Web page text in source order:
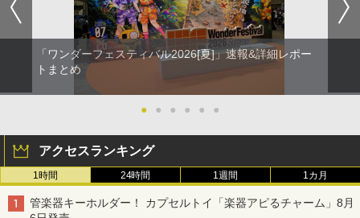
「ワンダーフェスティバル2026[夏]」速報&詳細レポー
トまとめ
● ● ● ● ● ●
アクセスランキング
1時間 24時間 1週間 1カ月
管楽器キーホルダー！ カプセルトイ「楽器アピるチャーム」8月